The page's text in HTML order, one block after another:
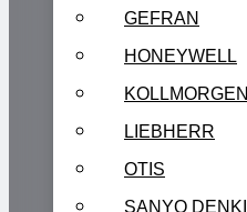
GEFRAN
HONEYWELL
KOLLMORGEN
LIEBHERR
OTIS
SANYO DENKI